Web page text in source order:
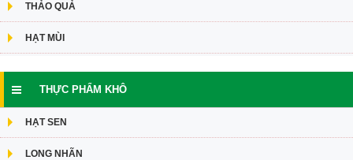
THẢO QUẢ
HẠT MÙI
THỰC PHẨM KHÔ
HẠT SEN
LONG NHÃN